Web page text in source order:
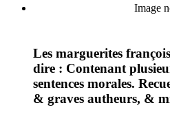
Image
Les marguerites
dire : Contenant
sentences morales.
& graves autheurs, &